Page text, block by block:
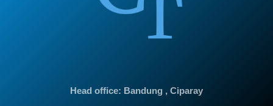
Head office: Bandung , Ciparay